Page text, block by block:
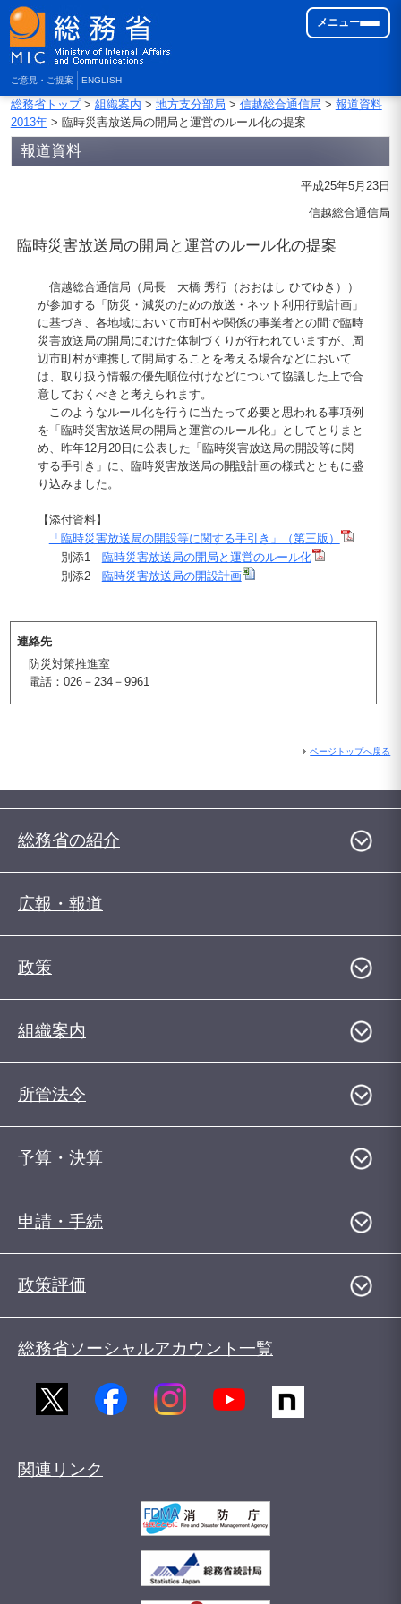
ご意見・ご提案 ENGLISH
メニュー
総務省トップ> 組織案内 > 地方支分部局 > 信越総合通信局 > 報道資料
2013年> 臨時災害放送局の開局と運営のルール化の提案
報道資料
平成25年5月23日
信越総合通信局
臨時災害放送局の開局と運営のルール化の提案
信越総合通信局（局長 大橋 秀行（おおはし ひでゆき））
が参加する「防災・減災のための放送・ネット利用行動計画」
に基づき、各地域において市町村や関係の事業者との間で臨時
災害放送局の開局にむけた体制づくりが行われていますが、周
辺市町村が連携して開局することを考える場合などにおいて
は、取り扱う情報の優先順位付けなどについて協議した上で合
意しておくべきと考えられます。
このようなルール化を行うに当たって必要と思われる事項例
を「臨時災害放送局の開局と運営のルール化」としてとりまと
め、昨年12月20日に公表した「臨時災害放送局の開設等に関
する手引き」に、臨時災害放送局の開設計画の様式とともに盛
り込みました。
【添付資料】
「臨時災害放送局の開設等に関する手引き」（第三版）
別添1 臨時災害放送局の開局と運営のルール化
別添2 臨時災害放送局の開設計画
連絡先
防災対策推進室
電話：026－234－9961
ページトップへ戻る
総務省の紹介
広報・報道
政策
組織案内
所管法令
予算・決算
申請・手続
政策評価
総務省ソーシャルアカウント一覧
関連リンク